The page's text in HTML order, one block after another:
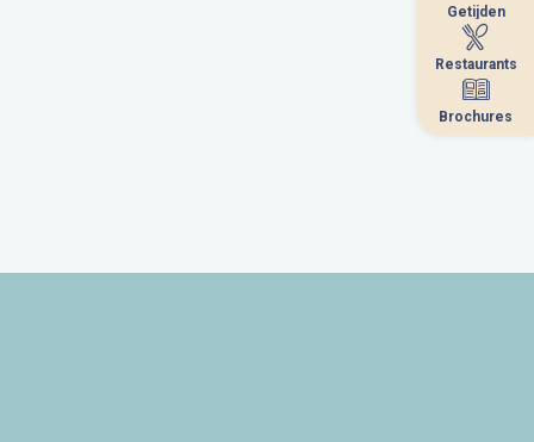
Getijden
Restaurants
Brochures